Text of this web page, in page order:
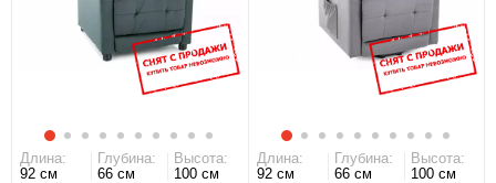
Длина:
92 см
Глубина:
66 см
Высота:
100 см
Длина:
92 см
Глубина:
66 см
Высота:
100 см